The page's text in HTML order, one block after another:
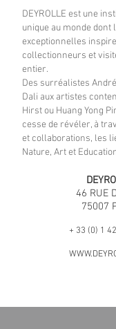
DEYROLLE est une
unique au monde
exceptionnelles
collectionneurs et
entier.
Des surréalistes
Dali aux artistes
Hirst ou Huang Yong
cesse de révéler, à
et collaborations, les
Nature, Art et
46 RUE
75007
+ 33 (0) 1